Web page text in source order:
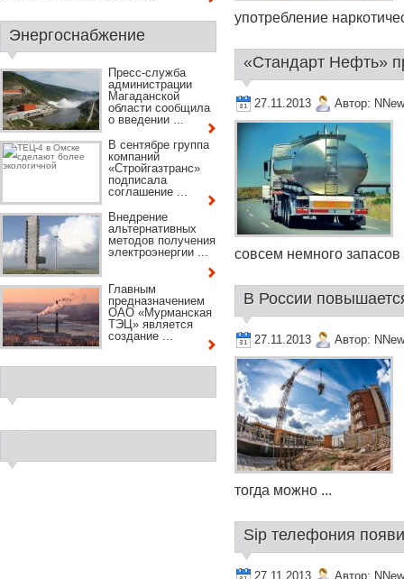
употребление
«Стандарт Нефть»
27.11.2013 Автор:
совсем немного запасов
В России
27.11.2013 Автор:
тогда можно ...
Sip телефония
27.11.2013 Автор:
Энергоснабжение
Пресс-служба
администрации
Магаданской
области сообщила
о введении ...
В сентябре группа
компаний
«Стройгазтранс»
подписала
соглашение ...
Внедрение
альтернативных
методов получения
электроэнергии ...
Главным
предназначением
ОАО «Мурманская
ТЭЦ» является
создание ...